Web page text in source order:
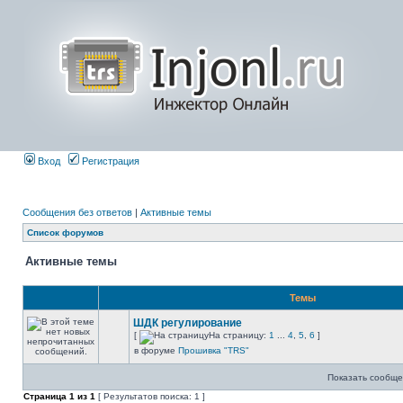
Вход Регистрация
Сообщения без ответов | Активные темы
Список форумов
Активные темы
Темы
ШДК регулирование
[ На страницу: 1 4 5 6 ]
в форуме Прошивка "TRS"
Показать
Страница 1 из 1 [ Результатов поиска: 1 ]